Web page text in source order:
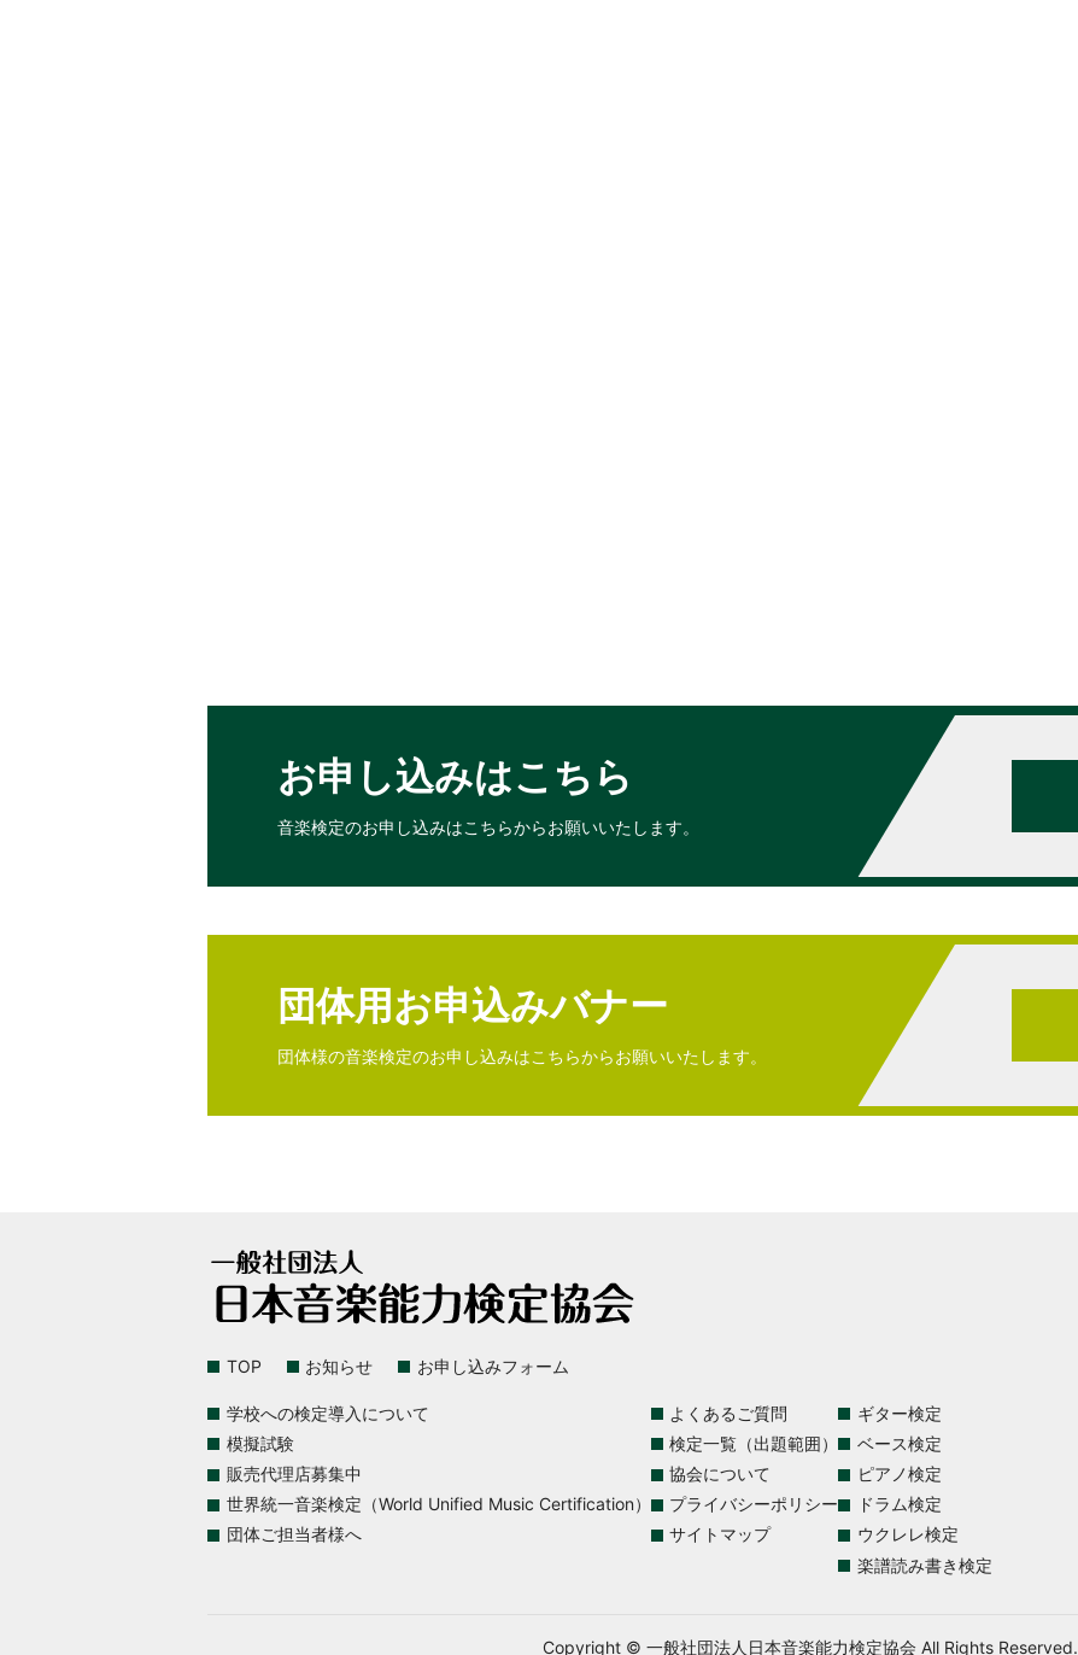
お申し込みはこちら
音楽検定のお申し込みはこちらからお願いいたします。
団体用お申込みバナー
団体様の音楽検定のお申し込みはこちらからお願いいたします。
TOP お知らせ お申し込みフォーム
学校への検定導入について
模擬試験
販売代理店募集中
世界統一音楽検定（World Unified Music Certification）
団体ご担当者様へ
よくあるご質問
検定一覧（出題範囲）
協会について
プライバシーポリシー
サイトマップ
ギター検定
ベース検定
ピアノ検定
ドラム検定
ウクレレ検定
楽譜読み書き検定
Copyright © 一般社団法人日本音楽能力検定協会 All Rights Reserved.